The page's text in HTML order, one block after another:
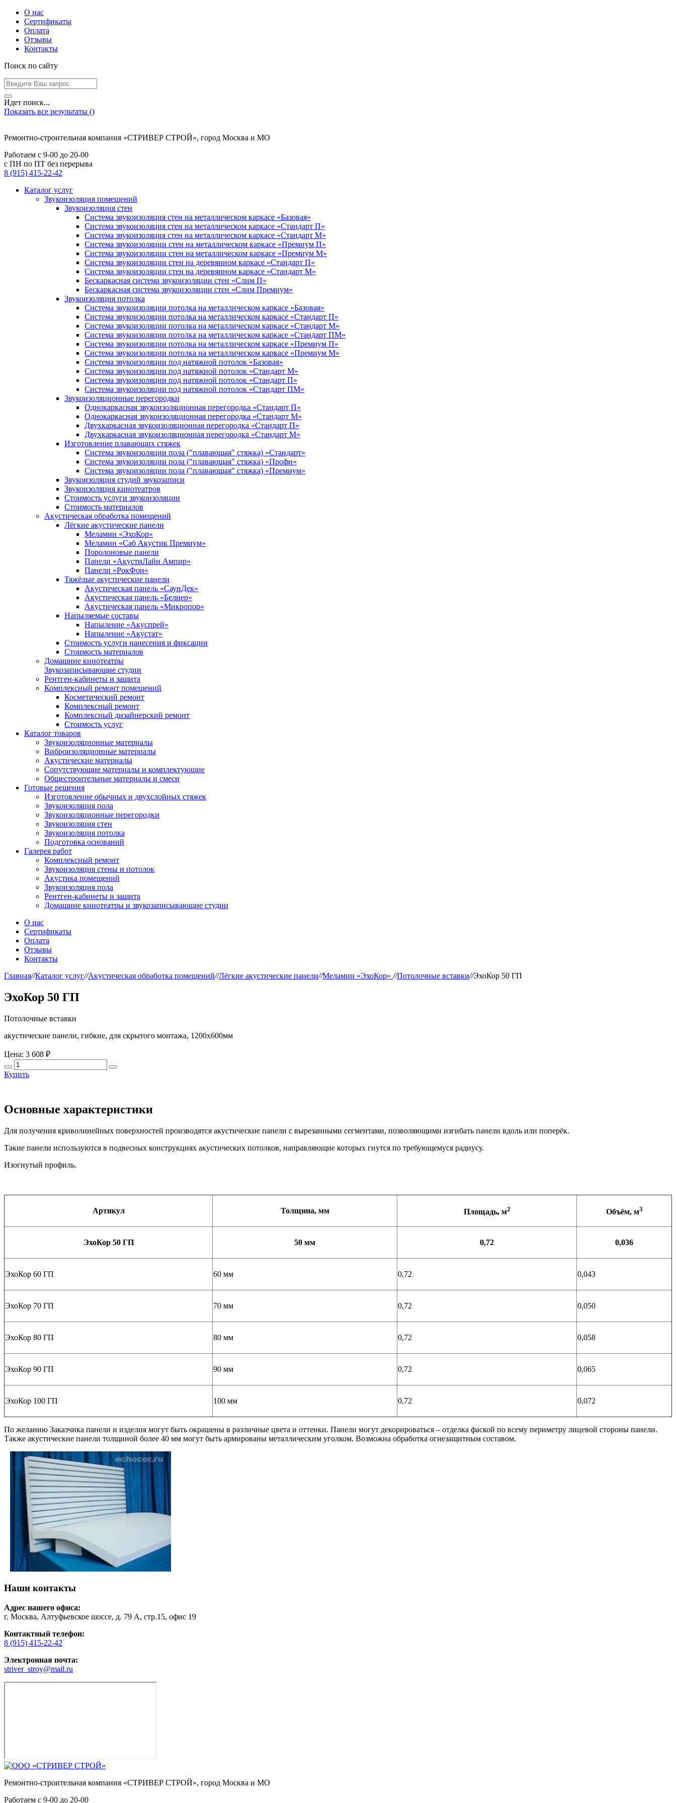
О нас
Сертификаты
Оплата
Отзывы
Контакты
Поиск по сайту
Идет поиск...
Показать все результаты ()
Ремонтно-строительная компания «СТРИВЕР СТРОЙ», город Москва и МО
Работаем с 9-00 до 20-00
с ПН по ПТ без перерыва
8 (915) 415-22-42
Каталог услуг
Звукоизоляция помещений
Звукоизоляция стен
Система звукоизоляция стен на металлическом каркасе «Базовая»
Система звукоизоляция стен на металлическом каркасе «Стандарт П»
Система звукоизоляция стен на металлическом каркасе «Стандарт М»
Система звукоизоляции стен на металлическом каркасе «Премиум П»
Система звукоизоляции стен на металлическом каркасе «Премиум М»
Система звукоизоляции стен на деревянном каркасе «Стандарт П»
Система звукоизоляции стен на деревянном каркасе «Стандарт М»
Бескаркасная система звукоизоляции стен «Слим П»
Бескаркасная система звукоизоляции стен «Слим Премиум»
Звукоизоляция потолка
Система звукоизоляции потолка на металлическом каркасе «Базовая»
Система звукоизоляции потолка на металлическом каркасе «Стандарт П»
Система звукоизоляции потолка на металлическом каркасе «Стандарт М»
Система звукоизоляции потолка на металлическом каркасе «Стандарт ПМ»
Система звукоизоляции потолка на металлическом каркасе «Премиум П»
Система звукоизоляции потолка на металлическом каркасе «Премиум М»
Система звукоизоляции под натяжной потолок «Базовая»
Система звукоизоляции под натяжной потолок «Стандарт М»
Система звукоизоляции под натяжной потолок «Стандарт П»
Система звукоизоляции под натяжной потолок «Стандарт ПМ»
Звукоизоляционные перегородки
Однокаркасная звукоизоляционная перегородка «Стандарт П»
Однокаркасная звукоизоляционная перегородка «Стандарт М»
Двухкаркасная звукоизоляционная перегородка «Стандарт П»
Двухкаркасная звукоизоляционная перегородка «Стандарт М»
Изготовление плавающих стяжек
Система звукоизоляции пола ("плавающая" стяжка) «Стандарт»
Система звукоизоляции пола ("плавающая" стяжка) «Профи»
Система звукоизоляции пола ("плавающая" стяжка) «Премиум»
Звукоизоляция студий звукозаписи
Звукоизоляция кинотеатров
Стоимость услуги звукоизоляции
Стоимость материалов
Акустическая обработка помещений
Лёгкие акустические панели
Меламин «ЭхоКор»
Меламин «Саб Акустик Премиум»
Поролоновые панели
Панели «АкустиЛайн Ампир»
Панели «РокФон»
Тяжёлые акустические панели
Акустическая панель «СаунДек»
Акустическая панель «Белнер»
Акустическая панель «Микропор»
Напыляемые составы
Напыление «Акуспрей»
Напыление «Акустат»
Стоимость услуги нанесения и фиксации
Стоимость материалов
Домашние кинотеатры
Звукозаписывающие студии
Рентген-кабинеты и защита
Комплексный ремонт помещений
Косметический ремонт
Комплексный ремонт
Комплексный дизайнерский ремонт
Стоимость услуг
Каталог товаров
Звукоизоляционные материалы
Виброизоляционные материалы
Акустические материалы
Сопутствующие материалы и комплектующие
Общестроительные материалы и смеси
Готовые решения
Изготовление обычных и двухслойных стяжек
Звукоизоляция пола
Звукоизоляционные перегородки
Звукоизоляция стен
Звукоизоляция потолка
Подготовка оснований
Галерея работ
Комплексный ремонт
Звукоизоляция стены и потолок
Акустика помещений
Звукоизоляция пола
Рентген-кабинеты и защита
Домашние кинотеатры и звукозаписывающие студии
О нас
Сертификаты
Оплата
Отзывы
Контакты
Главная//Каталог услуг//Акустическая обработка помещений//Лёгкие акустические панели//Меламин «ЭхоКор» //Потолочные вставки//ЭхоКор 50 ГП
ЭхоКор 50 ГП
Потолочные вставки
акустические панели, гибкие, для скрытого монтажа, 1200х600мм
Цена: 3 608 ₽
Купить
Основные характеристики
Для получения криволинейных поверхностей производятся акустические панели с вырезанными сегментами, позволяющими изгибать панели вдоль или поперёк.
Такие панели используются в подвесных конструкциях акустических потолков, направляющие которых гнутся по требующемуся радиусу.
Изогнутый профиль.
Артикул Толщина, мм Площадь, м2 Объём, м3
ЭхоКор 50 ГП 50 мм 0,72 0,036
ЭхоКор 60 ГП 60 мм 0,72 0,043
ЭхоКор 70 ГП 70 мм 0,72 0,050
ЭхоКор 80 ГП 80 мм 0,72 0,058
ЭхоКор 90 ГП 90 мм 0,72 0,065
ЭхоКор 100 ГП 100 мм 0,72 0,072
По желанию Заказчика панели и изделия могут быть окрашены в различные цвета и оттенки. Панели могут декорироваться – отделка фаской по всему периметру лицевой стороны панели.
Также акустические панели толщиной более 40 мм могут быть армированы металлическим уголком. Возможна обработка огнезащитным составом.
Наши контакты
Адрес нашего офиса:
г. Москва, Алтуфьевское шоссе, д. 79 А, стр.15, офис 19
Контактный телефон:
8 (915) 415-22-42
Электронная почта:
striver_stroy@mail.ru
Ремонтно-строительная компания «СТРИВЕР СТРОЙ», город Москва и МО
Работаем с 9-00 до 20-00